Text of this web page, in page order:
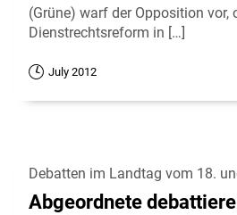
(Grüne) warf der Opposition vor,
Dienstrechtsreform in […]
July 2012
Debatten im Landtag vom 18.
Abgeordnete